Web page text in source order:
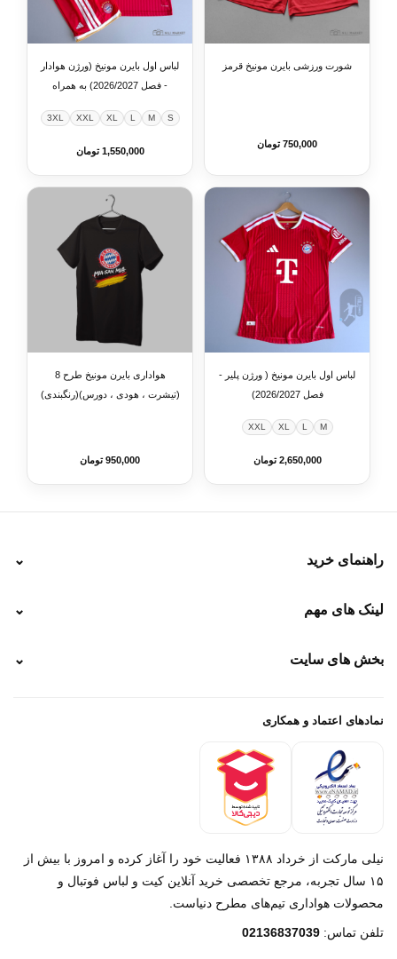
شورت ورزشی بایرن مونیخ قرمز
750,000 تومان
لباس اول بایرن مونیخ (ورژن هوادار
- فصل 2026/2027) به همراه
S
M
L
XL
XXL
3XL
1,550,000 تومان
لباس اول بایرن مونیخ ( ورژن پلیر -
فصل 2026/2027)
M
L
XL
XXL
2,650,000 تومان
هواداری بایرن مونیخ طرح 8
(تیشرت ، هودی ، دورس)(رنگبندی)
950,000 تومان
راهنمای خرید ⌄
نحوه پرداخت
راهنمای سفارش
لینک های مهم ⌄
رهگیری تیپاکس
خرید لباس جدید بارسلونا 2025/2026
بخش های سایت ⌄
پرداخت باز
تماس با ما
نمادهای اعتماد و همکاری
نیلی مارکت از خرداد ۱۳۸۸ فعالیت خود را آغاز کرده و امروز با بیش از
۱۵ سال تجربه، مرجع تخصصی خرید آنلاین کیت و لباس فوتبال و
محصولات هواداری تیم‌های مطرح دنیاست.
تلفن تماس: 02136837039
پشتیبانی روبیکا‌